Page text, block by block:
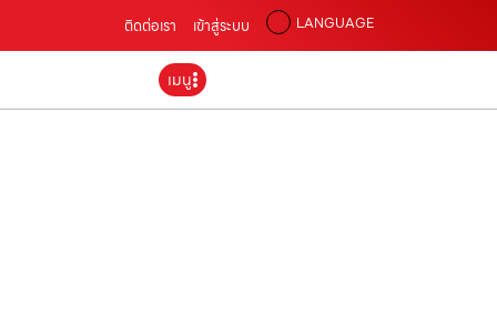
ติดต่อเรา เข้าสู่ระบบ LANGUAGE
เมนู